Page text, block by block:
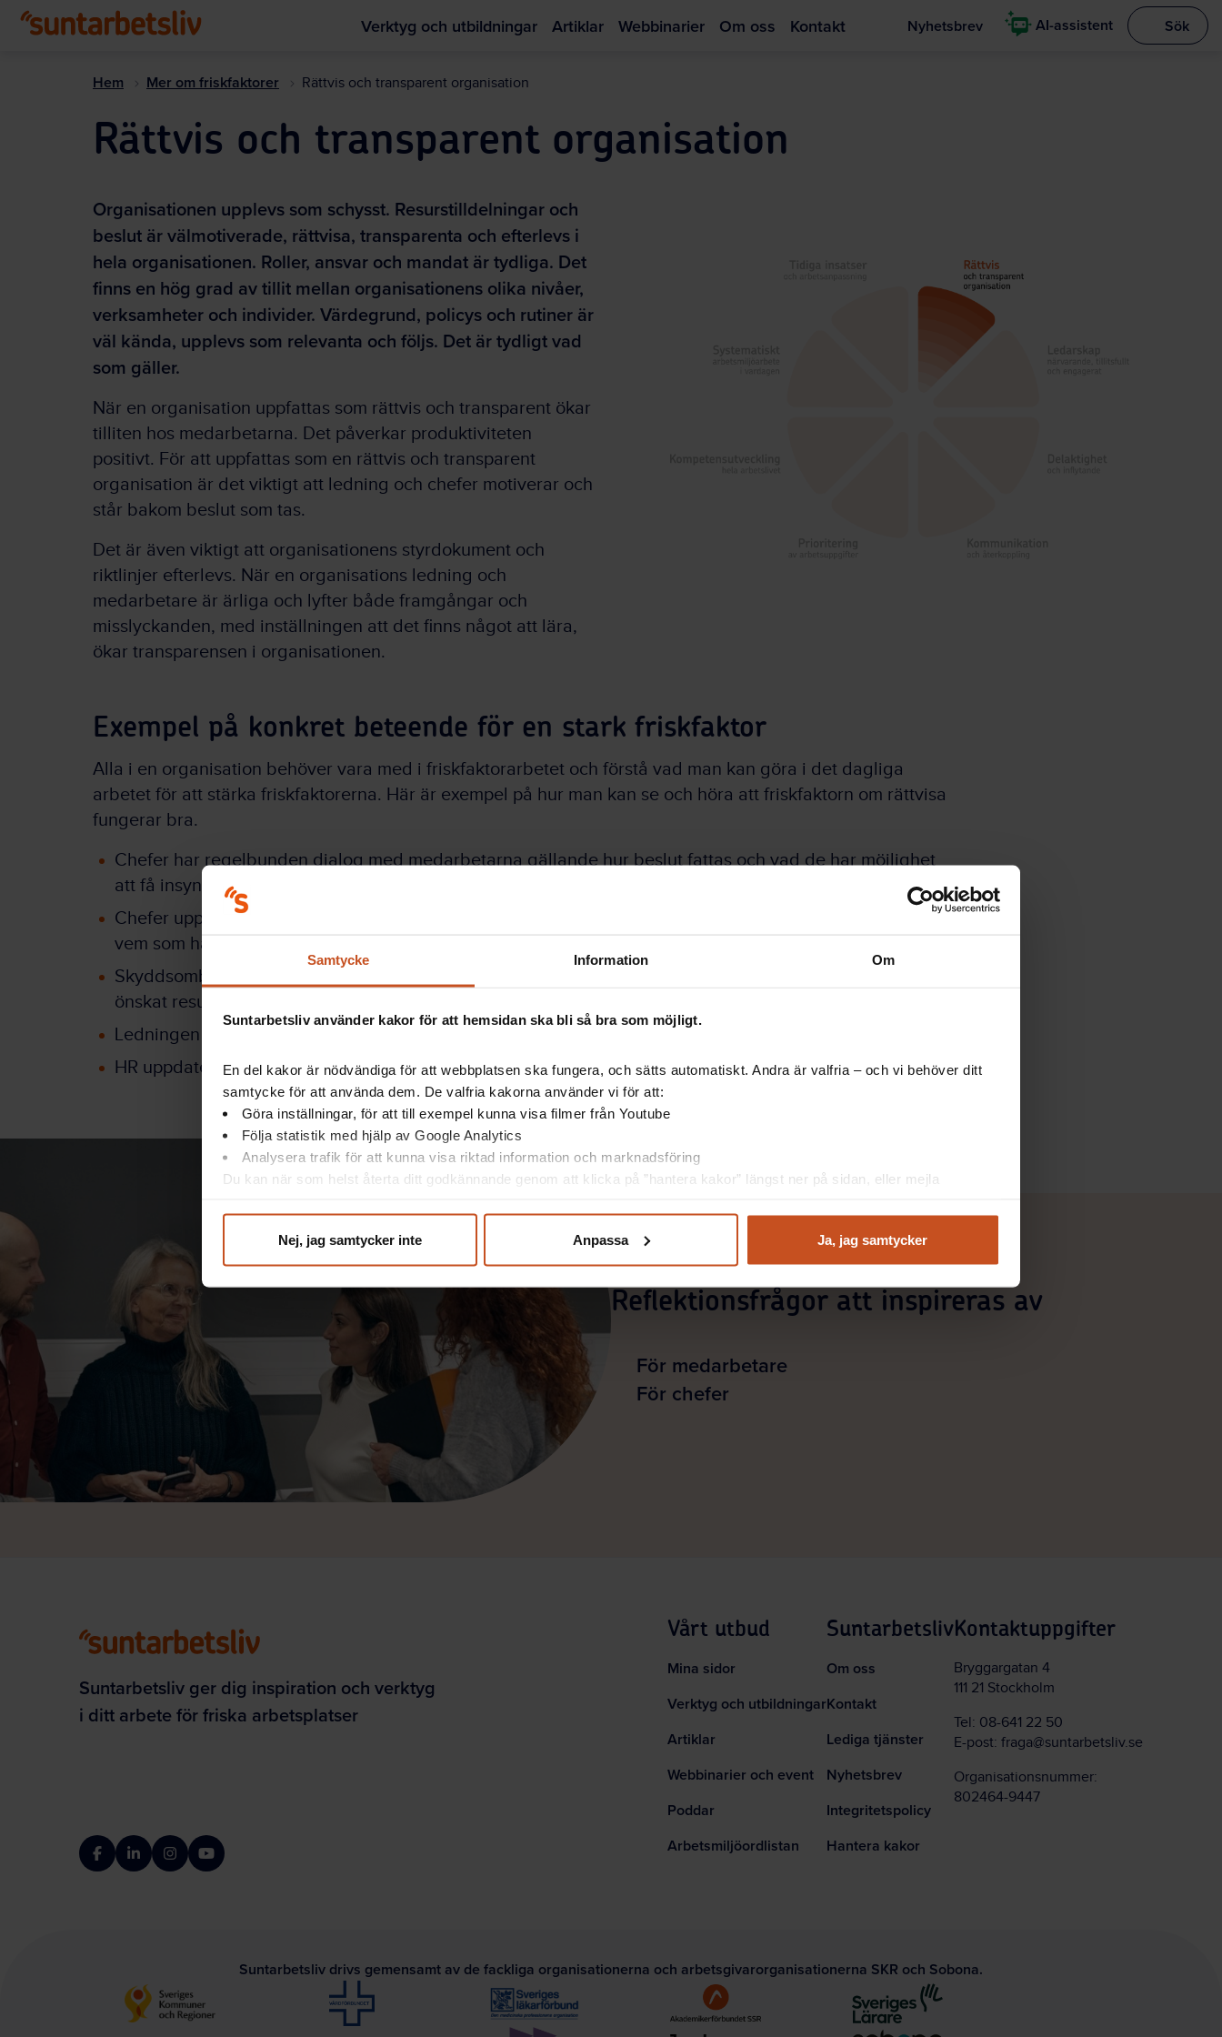
Samtycke Information Om
Suntarbetsliv använder kakor för att hemsidan ska bli så bra som möjligt.
En del kakor är nödvändiga för att webbplatsen ska fungera, och sätts automatiskt. Andra är valfria – och vi behöver ditt
samtycke för att använda dem. De valfria kakorna använder vi för att:
Göra inställningar, för att till exempel kunna visa filmer från Youtube
Följa statistik med hjälp av Google Analytics
Analysera trafik för att kunna visa riktad information och marknadsföring
Du kan när som helst återta ditt godkännande genom att klicka på ”hantera kakor” längst ner på sidan, eller mejla
Nej, jag samtycker inte Anpassa Ja, jag samtycker
Verktyg och utbildningar Artiklar Webbinarier Om oss Kontakt Nyhetsbrev AI-assistent Visa
Sök
Hem Mer om friskfaktorer Rättvis och transparent organisation
Rättvis och transparent organisation
Organisationen upplevs som schysst. Resurstilldelningar och
beslut är välmotiverade, rättvisa, transparenta och efterlevs i
hela organisationen. Roller, ansvar och mandat är tydliga. Det
finns en hög grad av tillit mellan organisationens olika nivåer,
verksamheter och individer. Värdegrund, policys och rutiner är
väl kända, upplevs som relevanta och följs. Det är tydligt vad
som gäller.
När en organisation uppfattas som rättvis och transparent ökar
tilliten hos medarbetarna. Det påverkar produktiviteten
positivt. För att uppfattas som en rättvis och transparent
organisation är det viktigt att ledning och chefer motiverar och
står bakom beslut som tas.
Det är även viktigt att organisationens styrdokument och
riktlinjer efterlevs. När en organisations ledning och
medarbetare är ärliga och lyfter både framgångar och
misslyckanden, med inställningen att det finns något att lära,
ökar transparensen i organisationen.
Exempel på konkret beteende för en stark friskfaktor
Alla i en organisation behöver vara med i friskfaktorarbetet och förstå vad man kan göra i det dagliga
arbetet för att stärka friskfaktorerna. Här är exempel på hur man kan se och höra att friskfaktorn om rättvisa
fungerar bra.
Chefer har regelbunden dialog med medarbetarna gällande hur beslut fattas och vad de har möjlighet
att få insyn i och inte.
Chefer uppmuntrar medarbetare om att snarast lyfta upp och fråga i de fall oklarheter råder gällande
vem som har ansvar för att göra vad.
Skyddsombud pratar med chef om hur väl överenskomna ramar fungerar i praktiken och om de leder till
önskat resultat.
Ledningen gör mötesprotokoll med såväl bakgrund som motivering till beslut tillgängliga.
HR uppdaterar styrdokument vid behov.
Reflektionsfrågor att inspireras av
För medarbetare
För chefer
Suntarbetsliv ger dig inspiration och verktyg
i ditt arbete för friska arbetsplatser
FacebookLinkedInInstagramYouTube
Vårt utbud
Mina sidor
Verktyg och utbildningar
Artiklar
Webbinarier och event
Poddar
Arbetsmiljöordlistan
Suntarbetsliv
Om oss
Kontakt
Lediga tjänster
Nyhetsbrev
Integritetspolicy
Hantera kakor
Kontaktuppgifter
Bryggargatan 4
111 21 Stockholm
Tel: 08-641 22 50
E-post: fraga@suntarbetsliv.se
Organisationsnummer:
802464-9447
Suntarbetsliv drivs gemensamt av de fackliga organisationerna och arbetsgivarorganisationerna SKR och Sobona.